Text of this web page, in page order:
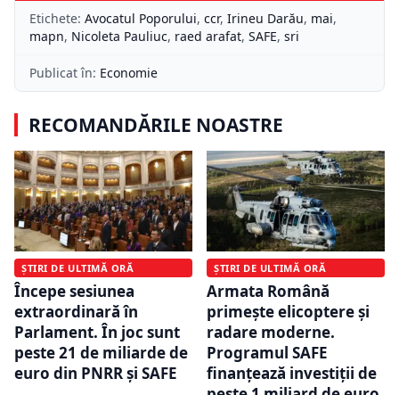
Etichete: Avocatul Poporului, ccr, Irineu Darău, mai,
mapn, Nicoleta Pauliuc, raed arafat, SAFE, sri
Publicat în: Economie
RECOMANDĂRILE NOASTRE
ȘTIRI DE ULTIMĂ ORĂ
Începe sesiunea
extraordinară în
Parlament. În joc sunt
peste 21 de miliarde de
euro din PNRR și SAFE
ȘTIRI DE ULTIMĂ ORĂ
Armata Română
primește elicoptere și
radare moderne.
Programul SAFE
finanțează investiții de